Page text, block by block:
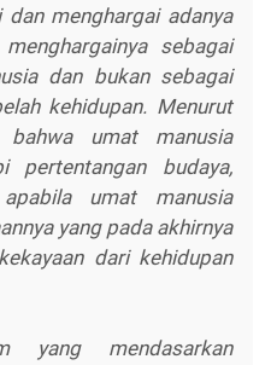
menghargai adanya
sebagai
dan bukan sebagai
kehidupan. Menurut
umat manusia
pertentangan budaya,
umat manusia
yang pada akhirnya
dari kehidupan
yang mendasarkan